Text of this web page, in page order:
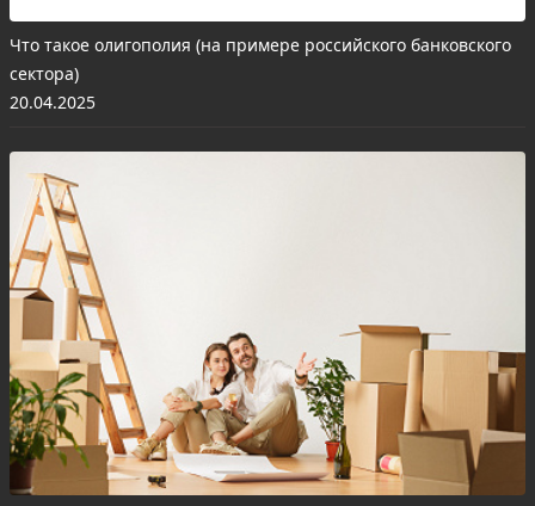
Что такое олигополия (на примере российского банковского
сектора)
20.04.2025